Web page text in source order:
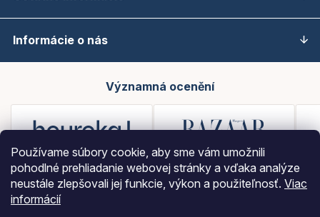
Používame súbory cookie, aby sme vám umožnili
pohodlné prehliadanie webovej stránky a vďaka analýze
neustále zlepšovali jej funkcie, výkon a použiteľnosť. Viac
informácií
Informácie o nás
Významná ocenění